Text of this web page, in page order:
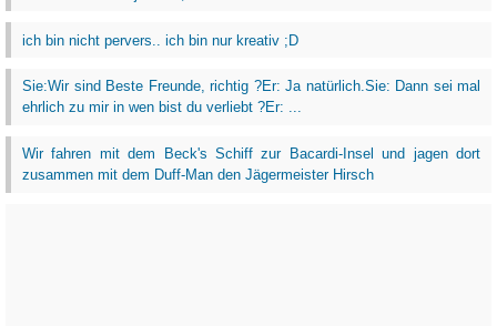
ich bin nicht pervers.. ich bin nur kreativ ;D
Sie:Wir sind Beste Freunde, richtig ?Er: Ja natürlich.Sie: Dann sei mal
ehrlich zu mir in wen bist du verliebt ?Er: ...
Wir fahren mit dem Beck's Schiff zur Bacardi-Insel und jagen dort
zusammen mit dem Duff-Man den Jägermeister Hirsch